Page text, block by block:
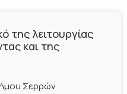
της λειτουργίας
και της
Σερρών